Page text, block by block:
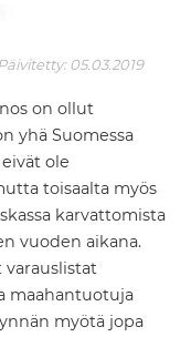
Päivitetty: 05.03.2019
on ollut
yhä Suomessa
ole
toisaalta myös
karvattomista
vuoden aikana.
maahantuotuja
myötä jopa